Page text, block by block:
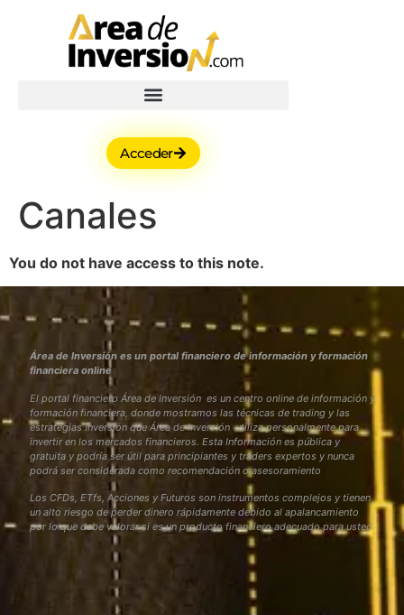
Acceder
Canales
You do not have access to this note.
Área de Inversión es un portal financiero de información y formación
financiera online
El portal financiero Área de Inversión es un centro online de información y
formación financiera, donde mostramos las técnicas de trading y las
estrategias inversión que Área de Inversión utiliza personalmente para
invertir en los mercados financieros. Esta Información es pública y
gratuita y podría ser útil para principiantes y traders expertos y nunca
podrá ser considerada como recomendación o asesoramiento
Los CFDs, ETfs, Acciones y Futuros son instrumentos complejos y tienen
un alto riesgo de perder dinero rápidamente debido al apalancamiento
por lo que debe valorar si es un producto financiero adecuado para usted